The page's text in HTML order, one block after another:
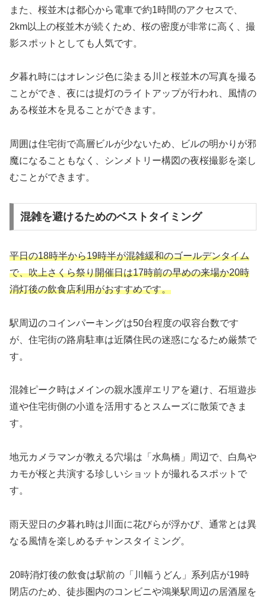
また、桜並木は都心から電車で約1時間のアクセスで、
2km以上の桜並木が続くため、桜の密度が非常に高く、撮
影スポットとしても人気です。
夕暮れ時にはオレンジ色に染まる川と桜並木の写真を撮る
ことができ、夜には提灯のライトアップが行われ、風情の
ある桜並木を見ることができます。
周囲は住宅街で高層ビルが少ないため、ビルの明かりが邪
魔になることもなく、シンメトリー構図の夜桜撮影を楽し
むことができます。
混雑を避けるためのベストタイミング
平日の18時半から19時半が混雑緩和のゴールデンタイム
で、吹上さくら祭り開催日は17時前の早めの来場か20時
消灯後の飲食店利用がおすすめです。
駅周辺のコインパーキングは50台程度の収容台数です
が、住宅街の路肩駐車は近隣住民の迷惑になるため厳禁で
す。
混雑ピーク時はメインの親水護岸エリアを避け、石垣遊歩
道や住宅街側の小道を活用するとスムーズに散策できま
す。
地元カメラマンが教える穴場は「水鳥橋」周辺で、白鳥や
カモが桜と共演する珍しいショットが撮れるスポットで
す。
雨天翌日の夕暮れ時は川面に花びらが浮かび、通常とは異
なる風情を楽しめるチャンスタイミング。
20時消灯後の飲食は駅前の「川幅うどん」系列店が19時
閉店のため、徒歩圏内のコンビニや鴻巣駅周辺の居酒屋を